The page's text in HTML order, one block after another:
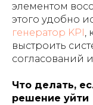
элементом
этого удобно
генератор KPI ,
выстроить
согласований
Что делать,
решение уйти